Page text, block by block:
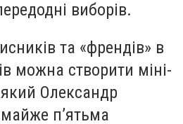
виборів.
та «френдів» в
можна створити міні-
Олександр
п’ятьма